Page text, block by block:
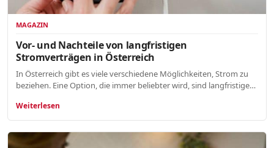
MAGAZIN
Vor- und Nachteile von langfristigen
Stromverträgen in Österreich
In Österreich gibt es viele verschiedene Möglichkeiten, Strom zu
beziehen. Eine Option, die immer beliebter wird, sind langfristige…
Weiterlesen